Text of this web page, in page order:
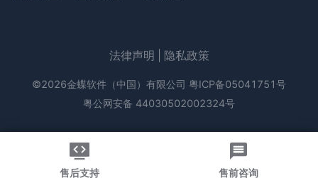
售后支持 售前咨询
法律声明 隐私政策
©2026金蝶软件（中国）有限公司 粤ICP备05041751号
粤公网安备 44030502002324号